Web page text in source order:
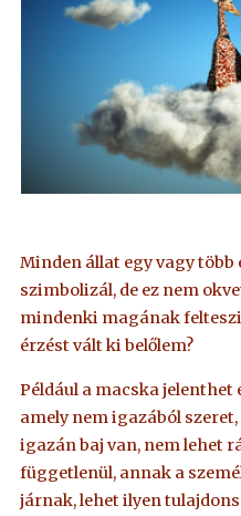
Minden állat egy vagy
szimbolizál, de ez nem
mindenki magának
érzést vált ki belőlem?
Például a macska
amely nem igazából
igazán baj van, nem lehet
függetlenül, annak a
járnak, lehet ilyen